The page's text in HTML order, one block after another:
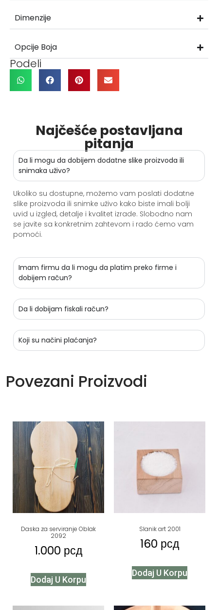
Dimenzije
Opcije Boja
Podeli
Najčešće postavljana
pitanja
Da li mogu da dobijem dodatne slike proizvoda ili
snimaka uživo?
Ukoliko su dostupne, možemo vam poslati dodatne
slike proizvoda ili snimke uživo kako biste imali bolji
uvid u izgled, detalje i kvalitet izrade. Slobodno nam
se javite sa konkretnim zahtevom i rado ćemo vam
pomoći.
Imam firmu da li mogu da platim preko firme i
dobijem račun?
Da li dobijam fiskali račun?
Koji su načini plaćanja?
Povezani Proizvodi
Daska za serviranje Oblak
2092
1.000 рсд
Dodaj U Korpu
Slanik art 2001
160 рсд
Dodaj U Korpu